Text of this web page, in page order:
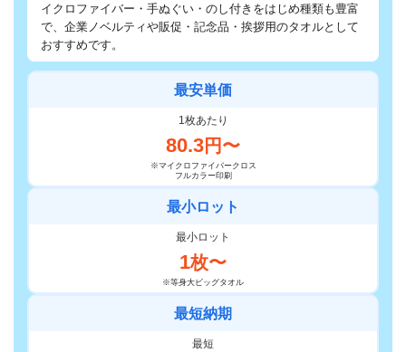
イクロファイバー・手ぬぐい・のし付きをはじめ種類も豊富
で、企業ノベルティや販促・記念品・挨拶用のタオルとして
おすすめです。
最安単価
1枚あたり
80.3円〜
※マイクロファイバークロス
フルカラー印刷
最小ロット
最小ロット
1枚〜
※等身大ビッグタオル
最短納期
最短